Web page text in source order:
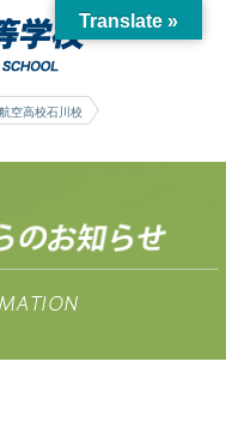
空高校石川校
Translate »